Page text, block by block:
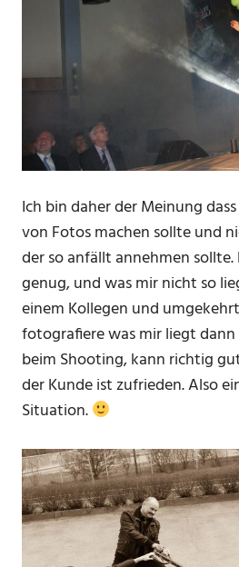
Ich bin daher der Meinung
von Fotos machen sollte und
der so anfällt annehmen
genug, und was mir nicht so
einem Kollegen und
fotografiere was mir liegt
beim Shooting, kann richtig
der Kunde ist zufrieden. Also
Situation.